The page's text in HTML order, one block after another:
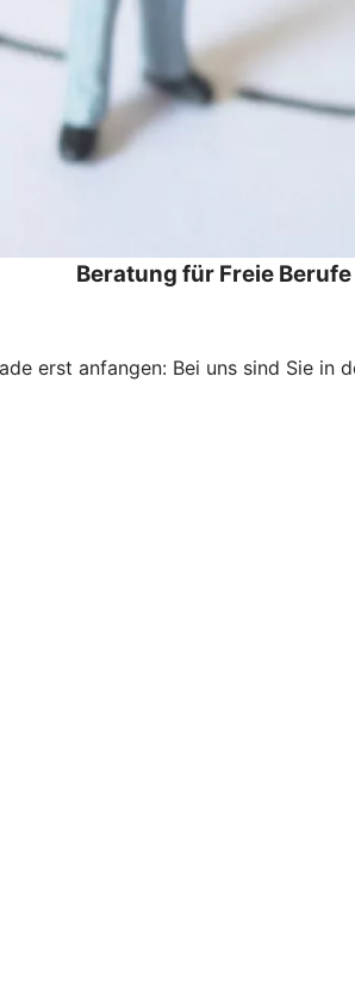
Beratung für Freie Berufe
erst anfangen: Bei uns sind Sie